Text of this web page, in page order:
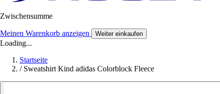
Zwischensumme
Meinen Warenkorb anzeigen Weiter einkaufen
Loading...
Startseite
/ Sweatshirt Kind adidas Colorblock Fleece